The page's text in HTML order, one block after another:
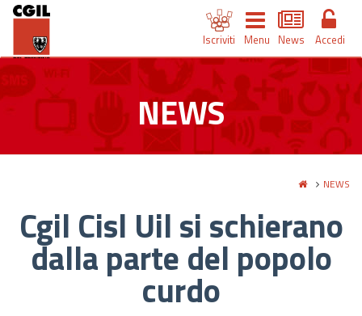
Iscriviti Menu News Accedi
NEWS
NEWS
Cgil Cisl Uil si schierano
dalla parte del popolo
curdo